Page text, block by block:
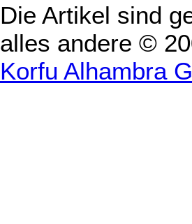
Die Artikel sind
alles andere ©
Korfu Alhambra